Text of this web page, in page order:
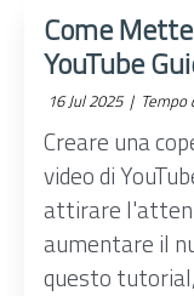
Come
YouTube
16 Jul 2025 |
Creare una
video di
attirare
aumentare il
questo